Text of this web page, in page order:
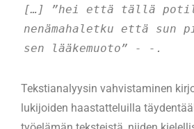
[…] ”hei että tällä
nenämahaletku että sun
sen lääkemuoto” - -.
Tekstianalyysin vahvistaminen
lukijoiden haastatteluilla